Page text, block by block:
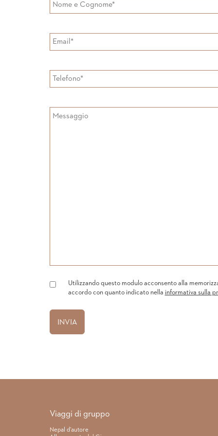
Utilizzando questo modulo acconsento alla
accordo con quanto indicato nella informativa sulla
Viaggi di gruppo
Nepal d’autore